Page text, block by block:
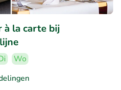
à la carte bij
Wo